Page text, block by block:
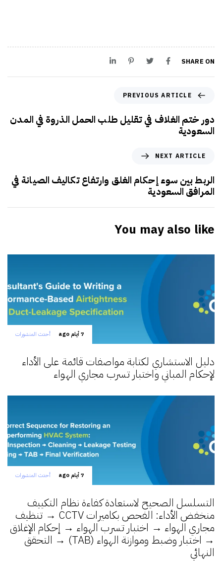
SHARE ON
PREVIOUS ARTICLE
دور ختم الغلاف في تقليل طلب الحمل الذروة في المدن
السعودية
NEXT ARTICLE
الربط بين سوء إحكام الغلق وارتفاع تكاليف الصيانة في
المرافق السعودية
You may also like
7 أيام ago أحدث المنشورات
دليل الاستشاري لكتابة مواصفات قائمة على الأداء
لإحكام المباني واختبار تسرب مجاري الهواء
7 أيام ago أحدث المنشورات
التسلسل الصحيح لاستعادة كفاءة نظام التكييف
منخفض الأداء: الفحص بكاميرات CCTV → تنظيف
مجاري الهواء → اختبار تسرب الهواء → إحكام الإغلاق
→ اختبار وضبط وموازنة الهواء (TAB) → التحقق
النهائي